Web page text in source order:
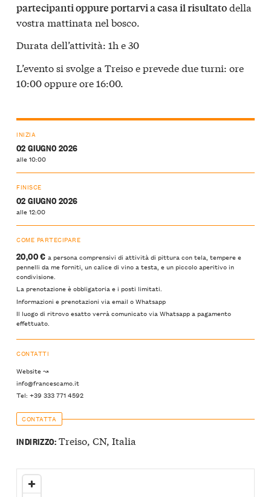
partecipanti oppure portarvi a casa il risultatodella
vostra mattinata nel bosco.
Durata dell’attività: 1h e 30
L’evento si svolge a Treiso e prevede due turni: ore
10:00 oppure ore 16:00.
INIZIA
02 GIUGNO 2026
alle 10:00
FINISCE
02 GIUGNO 2026
alle 12:00
COME PARTECIPARE
20,00 € a persona comprensivi di attività di pittura con tela, tempere e
pennelli da me forniti, un calice di vino a testa, e un piccolo aperitivo in
condivisione.
La prenotazione è obbligatoria e i posti limitati.
Informazioni e prenotazioni via email o Whatsapp
Il luogo di ritrovo esatto verrà comunicato via Whatsapp a pagamento
effettuato.
CONTATTI
Website ↝
info@francescamo.it
Tel: +39 333 771 4592
CONTATTA
INDIRIZZO:Treiso, CN, Italia